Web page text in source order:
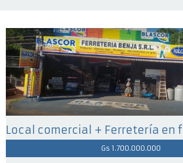
Gs 1.700.000.000